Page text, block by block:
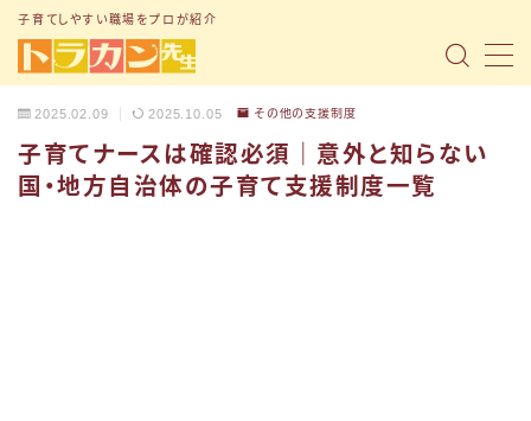
子育てしやすい職場をプロが紹介
MENU
トップページ
「子育て支援制度」の記事まとめ
2025.02.09 2025.10.05 その他の支援制度
子育てナースは確認必須｜意外と知らない
国・地方自治体の子育て支援制度一覧